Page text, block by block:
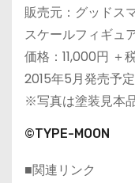
販売元：グッドス
スケールフィギュ
価格：11,000円 ＋
2015年5月発売予定
※写真は塗装見
©TYPE-MOON
■関連リンク